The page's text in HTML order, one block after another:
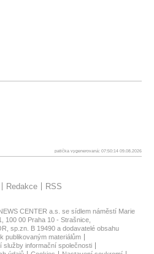
patička vygenerovaná: 07:50:14 09.08.2026
Redakce RSS
CENTER a.s. se sídlem náměstí Marie
100 00 Praha 10 - Strašnice,
sp.zn. B 19490 a dodavatelé obsahu
publikovaným materiálům
služby informační společnosti